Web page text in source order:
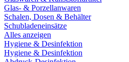
Glas- & Porzellanwaren
Schalen, Dosen & Behälter
Schubladeneinsätze
Alles anzeigen
Hygiene & Desinfektion
Hygiene & Desinfektion